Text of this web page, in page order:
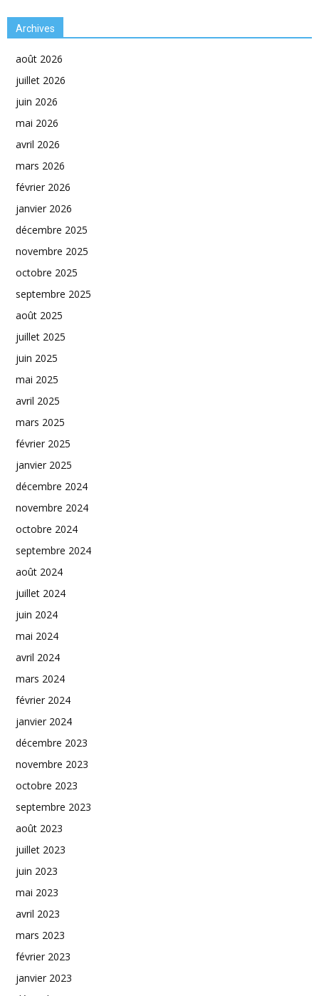
Archives
août 2026
juillet 2026
juin 2026
mai 2026
avril 2026
mars 2026
février 2026
janvier 2026
décembre 2025
novembre 2025
octobre 2025
septembre 2025
août 2025
juillet 2025
juin 2025
mai 2025
avril 2025
mars 2025
février 2025
janvier 2025
décembre 2024
novembre 2024
octobre 2024
septembre 2024
août 2024
juillet 2024
juin 2024
mai 2024
avril 2024
mars 2024
février 2024
janvier 2024
décembre 2023
novembre 2023
octobre 2023
septembre 2023
août 2023
juillet 2023
juin 2023
mai 2023
avril 2023
mars 2023
février 2023
janvier 2023